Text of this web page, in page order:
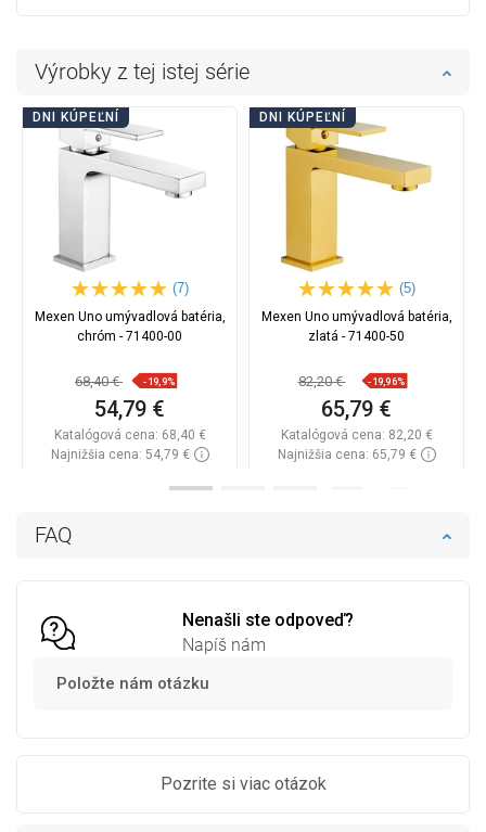
FAQ
Nenašli ste odpoveď?
Napíš nám
Položte nám otázku
Pozrite si viac otázok
Výrobky z tej istej série
DNI KÚPEĽNÍ
(7)
Mexen Uno umývadlová batéria,
chróm - 71400-00
68,40 € -19,9%
54,79 €
Katalógová cena: 68,40 €
Najnižšia cena: 54,79 €
DNI KÚPEĽNÍ
(5)
Mexen Uno umývadlová batéria,
zlatá - 71400-50
82,20 € -19,96%
65,79 €
Katalógová cena: 82,20 €
Najnižšia cena: 65,79 €